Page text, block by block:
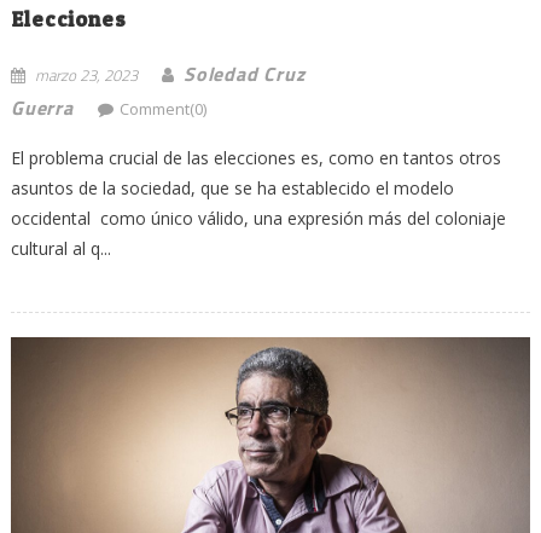
Elecciones
marzo 23, 2023
Soledad Cruz
Guerra
Comment(0)
El problema crucial de las elecciones es, como en tantos otros
asuntos de la sociedad, que se ha establecido el modelo
occidental como único válido, una expresión más del coloniaje
cultural al q...